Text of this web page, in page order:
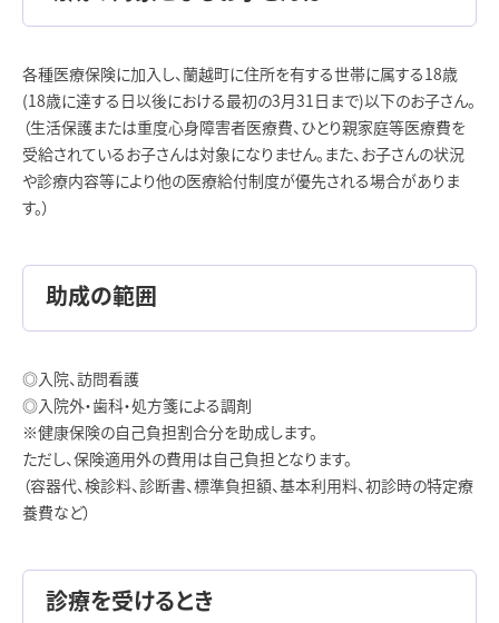
各種医療保険に加入し、蘭越町に住所を有する世帯に属する18歳
(18歳に達する日以後における最初の3月31日まで)以下のお子さん。
（生活保護または重度心身障害者医療費、ひとり親家庭等医療費を
受給されているお子さんは対象になりません。また、お子さんの状況
や診療内容等により他の医療給付制度が優先される場合がありま
す。）
助成の範囲
◎入院、訪問看護
◎入院外・歯科・処方箋による調剤
※健康保険の自己負担割合分を助成します。
ただし、保険適用外の費用は自己負担となります。
（容器代、検診料、診断書、標準負担額、基本利用料、初診時の特定療
養費など）
診療を受けるとき